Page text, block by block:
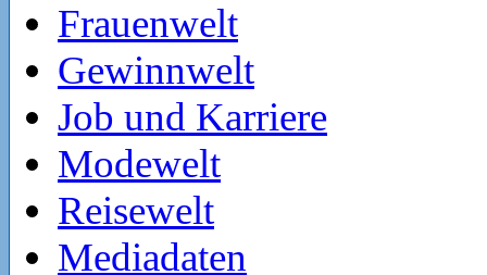
Frauenwelt
Gewinnwelt
Job und Karriere
Modewelt
Reisewelt
Mediadaten